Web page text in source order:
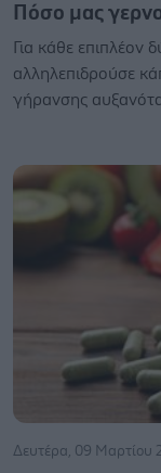
Πόσο μας
Για κάθε επιπλέον
αλληλεπιδρούσε
γήρανσης
Δευτέρα, 09 Μαρτίου